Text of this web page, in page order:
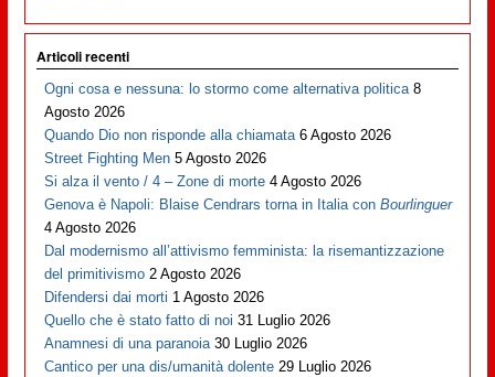
Articoli recenti
Ogni cosa e nessuna: lo stormo come alternativa politica 8
Agosto 2026
Quando Dio non risponde alla chiamata 6 Agosto 2026
Street Fighting Men 5 Agosto 2026
Si alza il vento / 4 – Zone di morte 4 Agosto 2026
Genova è Napoli: Blaise Cendrars torna in Italia conBourlinguer
4 Agosto 2026
Dal modernismo all’attivismo femminista: la risemantizzazione
del primitivismo 2 Agosto 2026
Difendersi dai morti 1 Agosto 2026
Quello che è stato fatto di noi 31 Luglio 2026
Anamnesi di una paranoia 30 Luglio 2026
Cantico per una dis/umanità dolente 29 Luglio 2026